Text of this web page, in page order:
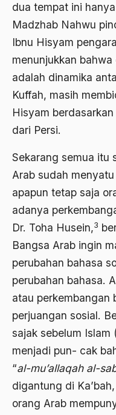
dua tempat ini
Madzhab Nahwu
Ibnu Hisyam
menunjukkan
adalah dinamika
Kuffah, masih
Hisyam
dari Persi.
Sekarang semua itu
Arab sudah
apapun tetap saja
adanya
Dr. Toha Husein,3
Bangsa Arab ingin
perubahan bahasa
perubahan bahasa.
atau perkembangan
perjuangan sosial.
sajak sebelum Islam
menjadi pun- cak
“al-mu’allaqah al-
digantung di
orang Arab
1978
1976
1975
1973
1971
Afganistan
Afiliasi Kultural
Afrika
Afrika utara
agama
Agama & Negara
Agama Asli
Agama Asli Indonesia
Agama dan Negara
Agama dan negaraa
Agama dan Pemerintah
Agama dan Politik
Agama Demokrasi
Agama di Asia
agama elitis
Agama Hukum
Agama Inovasi